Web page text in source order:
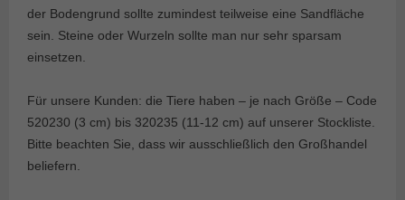
der Bodengrund sollte zumindest teilweise eine Sandfläche
sein. Steine oder Wurzeln sollte man nur sehr sparsam
einsetzen.
Für unsere Kunden: die Tiere haben – je nach Größe – Code
520230 (3 cm) bis 320235 (11-12 cm) auf unserer Stockliste.
Bitte beachten Sie, dass wir ausschließlich den Großhandel
beliefern.